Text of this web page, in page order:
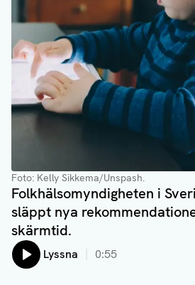
Foto: Kelly Sikkema/Unspash.
Folkhälsomyndigheten i
släppt nya
skärmtid.
Lyssna 0:55